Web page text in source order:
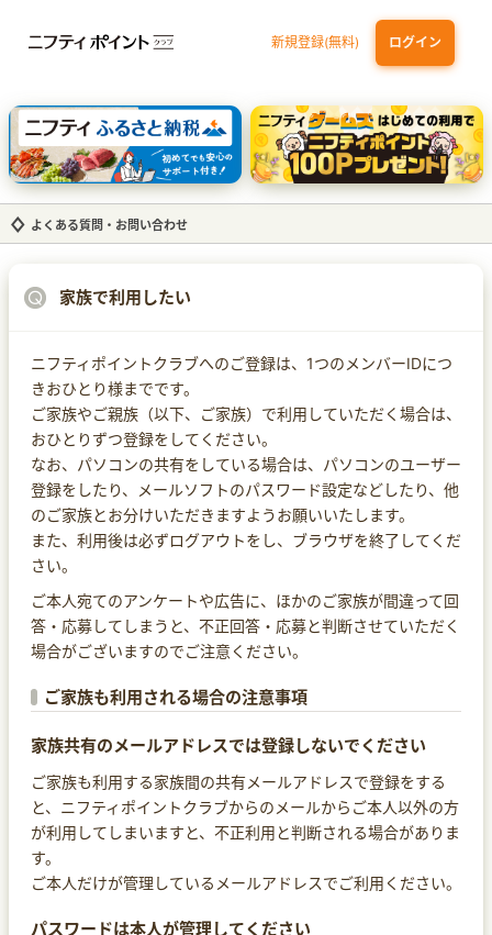
新規登録(無料) ログイン
dカード GOLD 三井住友カード ゴールド（NL）（家族カード発行）
【実質初月無料】DMM | Disney+(ディズニープラス) セットプラン
SBI証券 確定拠出年金（iDeCo）
よくある質問・お問い合わせ
家族で利用したい
ニフティポイントクラブへのご登録は、1つのメンバーIDにつ
きおひとり様までです。
ご家族やご親族（以下、ご家族）で利用していただく場合は、
おひとりずつ登録をしてください。
なお、パソコンの共有をしている場合は、パソコンのユーザー
登録をしたり、メールソフトのパスワード設定などしたり、他
のご家族とお分けいただきますようお願いいたします。
また、利用後は必ずログアウトをし、ブラウザを終了してくだ
さい。
ご本人宛てのアンケートや広告に、ほかのご家族が間違って回
答・応募してしまうと、不正回答・応募と判断させていただく
場合がございますのでご注意ください。
ご家族も利用される場合の注意事項
家族共有のメールアドレスでは登録しないでください
ご家族も利用する家族間の共有メールアドレスで登録をする
と、ニフティポイントクラブからのメールからご本人以外の方
が利用してしまいますと、不正利用と判断される場合がありま
す。
ご本人だけが管理しているメールアドレスでご利用ください。
パスワードは本人が管理してください